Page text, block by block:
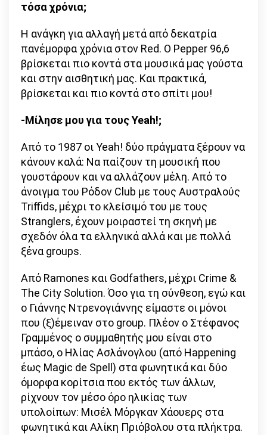
τόσα χρόνια;
Η ανάγκη για αλλαγή μετά από δεκατρία
πανέμορφα χρόνια στον Red. Ο Pepper 96,6
βρίσκεται πιο κοντά στα μουσικά μας γούστα
και στην αισθητική μας. Και πρακτικά,
βρίσκεται και πιο κοντά στο σπίτι μου!
-Μίλησε μου για τους Yeah!;
Από το 1987 οι Yeah! δύο πράγματα ξέρουν να
κάνουν καλά: Να παίζουν τη μουσική που
γουστάρουν και να αλλάζουν μέλη. Από το
άνοιγμα του Ρόδον Club με τους Αυστραλούς
Triffids, μέχρι το κλείσιμό του με τους
Stranglers, έχουν μοιραστεί τη σκηνή με
σχεδόν όλα τα ελληνικά αλλά και με πολλά
ξένα groups.
Από Ramones και Godfathers, μέχρι Crime &
The City Solution. Όσο για τη σύνθεση, εγώ και
ο Γιάννης Ντρενογιάννης είμαστε οι μόνοι
που (ξ)έμειναν στο group. Πλέον ο Στέφανος
Γραμμένος ο συμμαθητής μου είναι στο
μπάσο, ο Ηλίας Ασλάνογλου (από Happening
έως Magic de Spell) στα φωνητικά και δύο
όμορφα κορίτσια που εκτός των άλλων,
ρίχνουν τον μέσο όρο ηλικίας των
υπολοίπων: Μισέλ Μόργκαν Χάουερς στα
φωνητικά και Αλίκη Πριόβολου στα πλήκτρα.